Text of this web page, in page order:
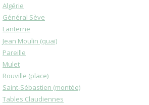
Algérie
Général Sève
Lanterne
Jean Moulin (quai)
Pareille
Mulet
Rouville (place)
Saint-Sébastien (montée)
Tables Claudiennes